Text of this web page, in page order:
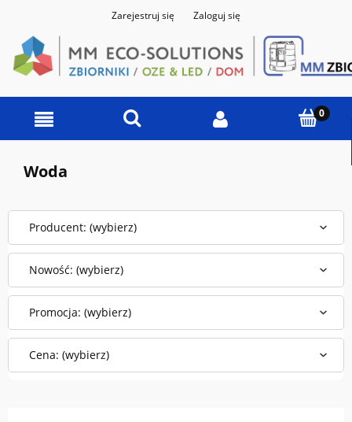
Zarejestruj się Zaloguj się
Woda
Producent: (wybierz)
Cena: (wybierz)
Nowość: (wybierz)
Promocja: (wybierz)